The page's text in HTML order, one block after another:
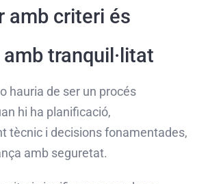
amb criteri és
tranquil·litat
hauria de ser un procés
hi ha planificació,
tècnic i decisions fonamentades,
amb seguretat.